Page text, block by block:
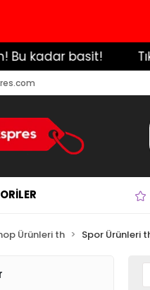
basit! Tıkla, seç,
Ürünleri th Spor Ürünleri